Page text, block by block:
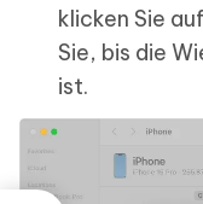
klicken Sie
Sie, bis die
ist.